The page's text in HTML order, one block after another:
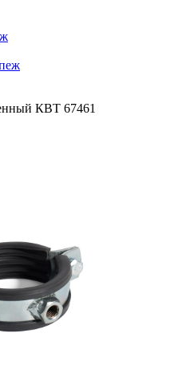
КВТ 67461